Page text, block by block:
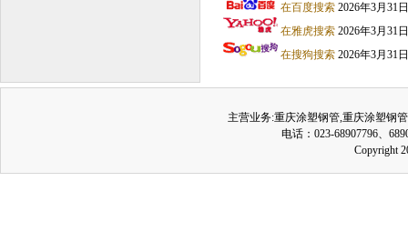
在百度搜索 2026年3月31
在雅虎搜索 2026年3月31
在搜狗搜索 2026年3月31
主营业务:重庆涂塑钢管,重庆涂塑钢
电话：023-68907796、
Copyright